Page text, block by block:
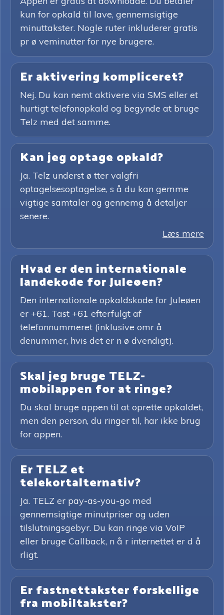
kun for opkald til lave, gennemsigtige
minuttakster. Nogle ruter inkluderer gratis
pr ø veminutter for nye brugere.
Er aktivering kompliceret?
Nej. Du kan nemt aktivere via SMS eller et
hurtigt telefonopkald og begynde at bruge
Telz med det samme.
Kan jeg optage opkald?
Ja. Telz underst ø tter valgfri
optagelsesoptagelse, s å du kan gemme
vigtige samtaler og gennemg å detaljer
senere.
Læs mere
Hvad er den internationale
landekode for Juleøen?
Den internationale opkaldskode for Juleøen
er +61. Tast +61 efterfulgt af
telefonnummeret (inklusive omr å
denummer, hvis det er n ø dvendigt).
Skal jeg bruge TELZ-
mobilappen for at ringe?
Du skal bruge appen til at oprette opkaldet,
men den person, du ringer til, har ikke brug
for appen.
Er TELZ et
telekortalternativ?
Ja. TELZ er pay-as-you-go med
gennemsigtige minutpriser og uden
tilslutningsgebyr. Du kan ringe via VoIP
eller bruge Callback, n å r internettet er d å
rligt.
Er fastnettakster forskellige
fra mobiltakster?